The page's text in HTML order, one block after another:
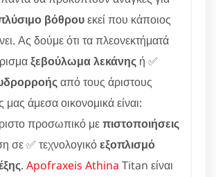
βόθρουεκεί που κάποιος
Ας δούμε ότι τα πλεονεκτήματά
ξεβούλωμα λεκάνης ή ✅
από τους άριστους
μας άμεσα οικονομικά είναι:
προσωπικό μεπιστοποιήσεις
σε ✅ τεχνολογικόεξοπλισμό
. Apofraxeis Athina Titan είναι